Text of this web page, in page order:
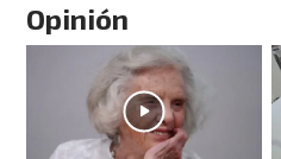
Opinión